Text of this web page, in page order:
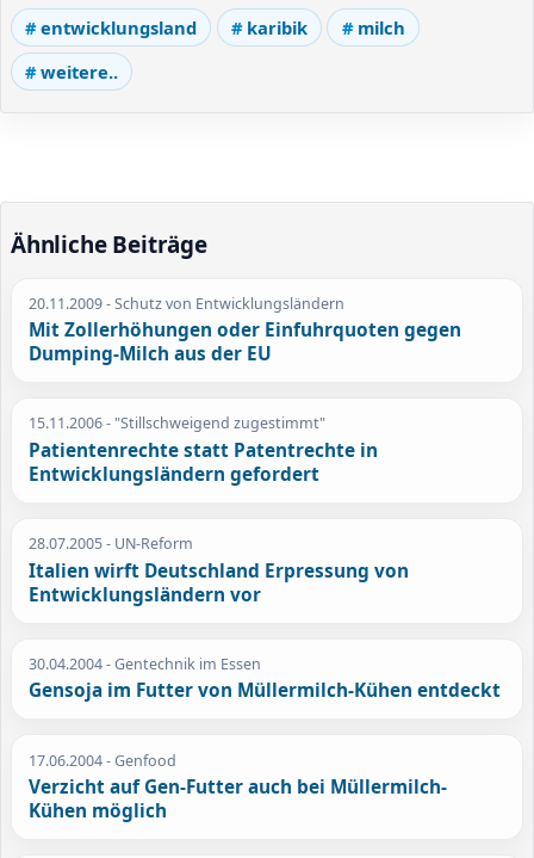
entwicklungsland karibik
milch
weitere..
Ähnliche Beiträge
20.11.2009- Schutz von Entwicklungsländern
Mit Zollerhöhungen oder Einfuhrquoten gegen
Dumping-Milch aus der EU
15.11.2006- "Stillschweigend zugestimmt"
Patientenrechte statt Patentrechte in
Entwicklungsländern gefordert
28.07.2005- UN-Reform
Italien wirft Deutschland Erpressung von
Entwicklungsländern vor
30.04.2004- Gentechnik im Essen
Gensoja im Futter von Müllermilch-Kühen entdeckt
17.06.2004- Genfood
Verzicht auf Gen-Futter auch bei Müllermilch-
Kühen möglich